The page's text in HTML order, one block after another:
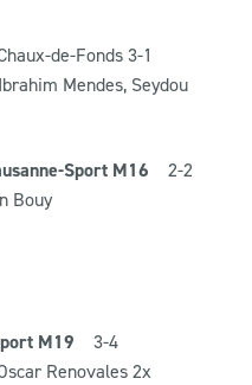
de-Fonds 3-1
Mendes, Seydou
Sport M16 2-2
Bouy
M19 3-4
Renovales 2x